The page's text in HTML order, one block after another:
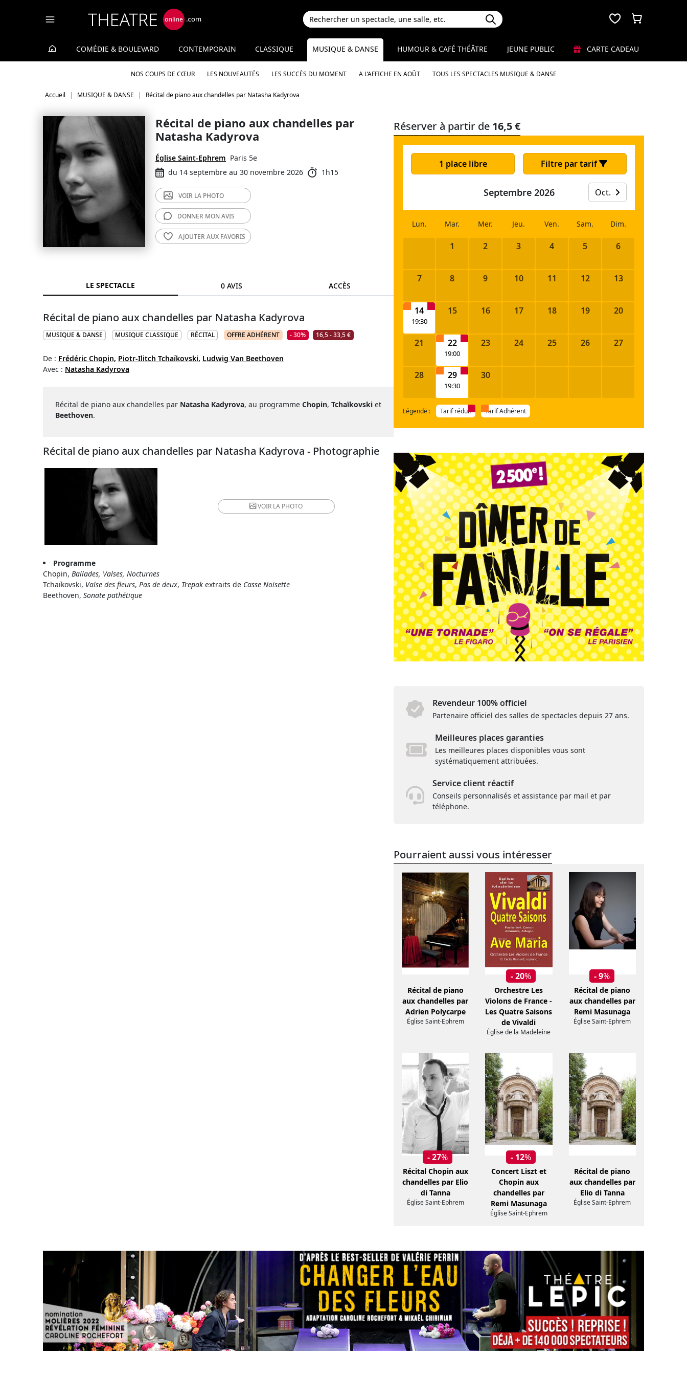
COMÉDIE & BOULEVARD CONTEMPORAIN CLASSIQUE MUSIQUE & DANSE
NOS COUPS DE CŒUR LES NOUVEAUTÉS LES SUCCÈS DU MOMENT A L’AFFICHE EN AOÛT TOUS LES SPECTACLES MUSIQUE & DANSE
HUMOUR & CAFÉ THÉÂTRE JEUNE PUBLIC CARTE CADEAU
Accueil MUSIQUE & DANSE Récital de piano aux chandelles par Natasha Kadyrova
Récital de piano aux chandelles par
Natasha Kadyrova
Église Saint-Ephrem Paris 5e
du 14 septembre au 30 novembre 2026
1h15
VOIR LA PHOTO
DONNER MON AVIS
AJOUTER AUX FAVORIS
LE SPECTACLE 0 AVIS ACCÈS
Récital de piano aux chandelles par Natasha Kadyrova
MUSIQUE & DANSE MUSIQUE CLASSIQUE RÉCITAL OFFRE ADHÉRENT - 30% 16,5 - 33,5 €
De : Frédéric Chopin, Piotr-Ilitch Tchaïkovski, Ludwig Van Beethoven
Avec : Natasha Kadyrova
Récital de piano aux chandelles par Natasha Kadyrova, au programme Chopin, Tchaïkovski et
Beethoven.
Récital de piano aux chandelles par Natasha Kadyrova - Photographie
VOIR LA PHOTO
Programme
Chopin, Ballades, Valses, Nocturnes
Tchaïkovski, Valse des fleurs, Pas de deux, Trepak extraits de Casse Noisette
Beethoven, Sonate pathétique
Réserver à partir de 16,5 €
1 place libre Filtre par tarif
Septembre 2026 Oct.
Lun. Mar. Mer. Jeu. Ven. Sam. Dim.
1 2 3 4 5 6
7 8 9 10 11 12 13
14
19:30
15 16 17 18 19 20
21 22
19:00
23 24 25 26 27
28 29
19:30
30
Légende : Tarif réduit Tarif Adhérent
Revendeur 100% officiel
Partenaire officiel des salles de spectacles depuis 27 ans.
Meilleures places garanties
Les meilleures places disponibles vous sont
systématiquement attribuées.
Service client réactif
Conseils personnalisés et assistance par mail et par
téléphone.
Pourraient aussi vous intéresser
Récital de piano
aux chandelles par
Adrien Polycarpe
Église Saint-Ephrem
- 20%
Orchestre Les
Violons de France -
Les Quatre Saisons
de Vivaldi
Église de la Madeleine
- 9%
Récital de piano
aux chandelles par
Remi Masunaga
Église Saint-Ephrem
- 27%
Récital Chopin aux
chandelles par Elio
di Tanna
Église Saint-Ephrem
- 12%
Concert Liszt et
Chopin aux
chandelles par
Remi Masunaga
Église Saint-Ephrem
Récital de piano
aux chandelles par
Elio di Tanna
Église Saint-Ephrem